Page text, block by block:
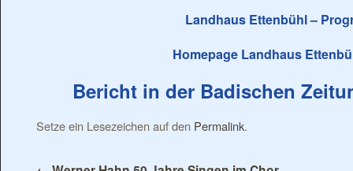
Landhaus Ettenbühl –
Homepage Landhaus
Bericht in der Badischen
Setze ein Lesezeichen auf den Permalink.